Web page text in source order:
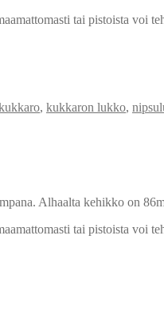
tai pistoista voi
, kukkaron lukko,
Alhaalta kehikko on
tai pistoista voi